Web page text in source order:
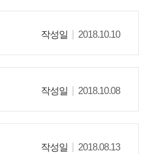
작성일 2018.10.10
작성일 2018.10.08
작성일 2018.08.13